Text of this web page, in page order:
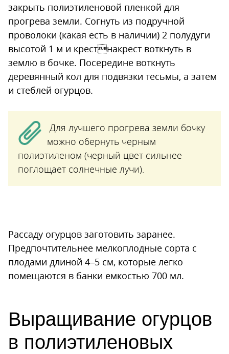
закрыть полиэтиленовой пленкой для
прогрева земли. Согнуть из подручной
проволоки (какая есть в наличии) 2 полудуги
высотой 1 м и крестнакрест воткнуть в
землю в бочке. Посередине воткнуть
деревянный кол для подвязки тесьмы, а затем
и стеблей огурцов.
Для лучшего прогрева земли бочку
можно обернуть черным
полиэтиленом (черный цвет сильнее
поглощает солнечные лучи).
Рассаду огурцов заготовить заранее.
Предпочтительнее мелкоплодные сорта с
плодами длиной 4–5 см, которые легко
помещаются в банки емкостью 700 мл.
Выращивание огурцов
в полиэтиленовых